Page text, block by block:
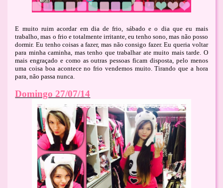
E muito ruim acordar em dia de frio, sábado e o dia que eu mais
trabalho, mas o frio e totalmente irritante, eu tenho sono, mas não posso
dormir. Eu tenho coisas a fazer, mas não consigo fazer. Eu queria voltar
para minha caminha, mas tenho que trabalhar ate muito mais tarde. O
mais engraçado e como as outras pessoas ficam disposta, pelo menos
uma coisa boa acontece no frio vendemos muito. Tirando que a hora
para, não passa nunca.
Domingo 27/07/14